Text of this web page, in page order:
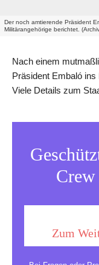
Der noch amtierende Präsident
Militärangehörige berichtet.
Nach einem
Präsident Embaló
Viele Details zum
Zum